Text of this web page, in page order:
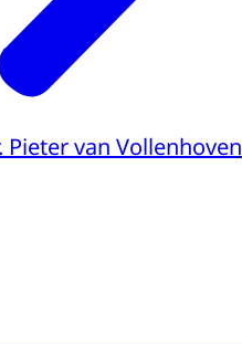
Pieter van Vollenhoven